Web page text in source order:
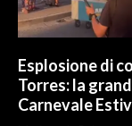
Esplosione di
Torres: la
Carnevale